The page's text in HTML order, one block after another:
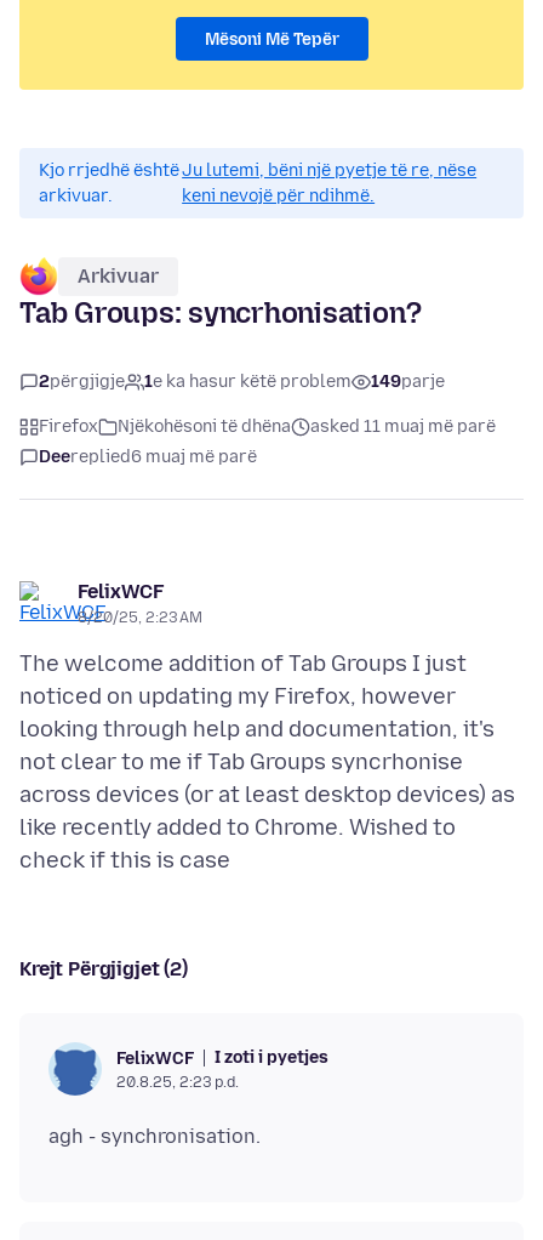
Mësoni Më Tepër
Kjo rrjedhë është
arkivuar.
Ju lutemi, bëni një pyetje të re, nëse
keni nevojë për ndihmë.
Arkivuar
Tab Groups: syncrhonisation?
2përgjigje 1e ka hasur këtë problem 149parje
Firefox Njëkohësoni të dhëna
asked 11 muaj më parë
Deereplied6 muaj më parë
FelixWCF
8/20/25, 2:23 AM
The welcome addition of Tab Groups I just
noticed on updating my Firefox, however
looking through help and documentation, it's
not clear to me if Tab Groups syncrhonise
across devices (or at least desktop devices) as
like recently added to Chrome. Wished to
Krejt Përgjigjet (2)
FelixWCF I zoti i pyetjes
20.8.25, 2:23 p.d.